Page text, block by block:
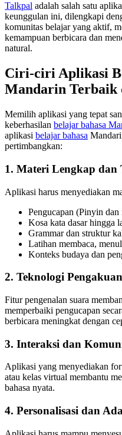
Talkpal adalah salah satu
keunggulan ini, dilengkapi
komunitas belajar yang aktif,
kemampuan berbicara dan
natural.
Ciri-ciri Aplikasi
Mandarin Terbaik
Memilih aplikasi yang tepat
keberhasilan belajar bahasa
aplikasi belajar bahasa
pertimbangkan:
1. Materi Lengkap dan
Aplikasi harus menyediakan
Pengucapan (Pinyin dan
Kosa kata dasar hingga
Grammar dan struktur
Latihan membaca,
Konteks budaya dan
2. Teknologi
Fitur pengenalan suara
memperbaiki pengucapan
berbicara meningkat dengan
3. Interaksi dan
Aplikasi yang menyediakan
atau kelas virtual membantu
bahasa nyata.
4. Personalisasi dan